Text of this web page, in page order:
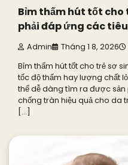
Bỉm thấm hút tốt cho
phải đáp ứng các
Admin Tháng 1 8, 2026
Bỉm thấm hút tốt cho trẻ sơ
tốc độ thấm hay lượng chất
thể dễ dàng tìm ra được sản
chống tràn hiệu quả cho da
[…]